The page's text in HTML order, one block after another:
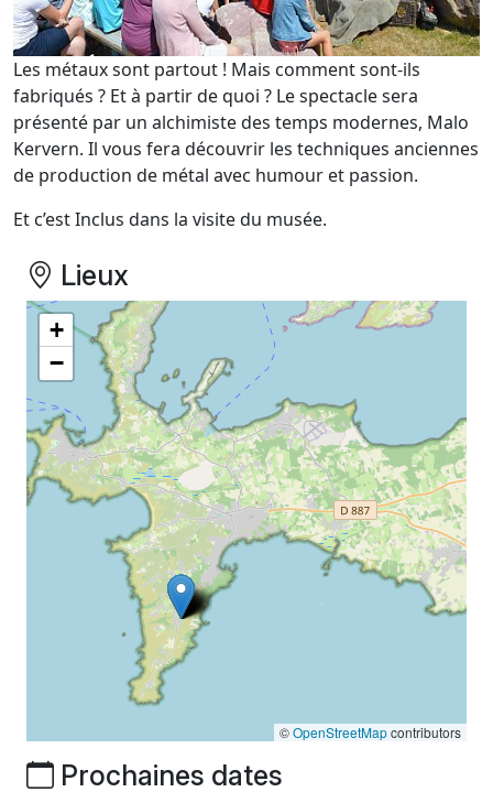
Les métaux sont partout ! Mais comment sont-ils
fabriqués ? Et à partir de quoi ? Le spectacle sera
présenté par un alchimiste des temps modernes, Malo
Kervern. Il vous fera découvrir les techniques anciennes
de production de métal avec humour et passion.
Et c’est Inclus dans la visite du musée.
Lieux
+
−
©OpenStreetMapcontributors
Prochaines dates